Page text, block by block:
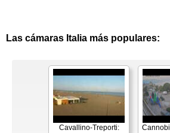
Las cámaras Italia más populares:
Cavallino-Treporti: